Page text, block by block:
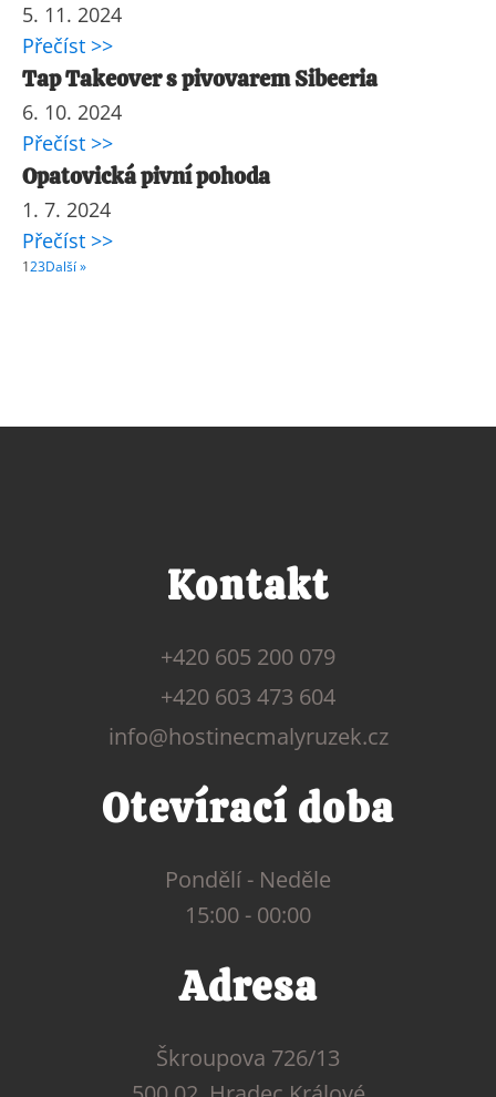
5. 11. 2024
Přečíst >>
Tap Takeover s pivovarem Sibeeria
6. 10. 2024
Přečíst >>
Opatovická pivní pohoda
1. 7. 2024
Přečíst >>
123Další »
Kontakt
+420 605 200 079
+420 603 473 604
info@hostinecmalyruzek.cz
Otevírací doba
Pondělí - Neděle
15:00 - 00:00
Adresa
Škroupova 726/13